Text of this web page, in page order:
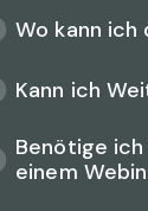
Wo kann ich
Kann ich
Benötige
einem